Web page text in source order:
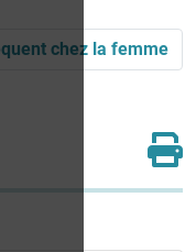
chez la femme